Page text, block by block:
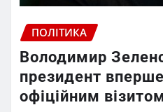
ПОЛІТИКА
Володимир
президент
офіційним